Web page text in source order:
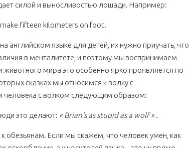
силой и выносливостью лошади. Например:
make fifteen kilometers on foot.
английском языке для детей, их нужно приучать, что
в менталитете, и поэтому мы воспринимаем
мира это особенно ярко проявляется по
сказках мы относимся к волку с
человека с волком следующим образом:
это делают: « Brian’s as stupid as a wolf ».
Если мы скажем, что человек умен, как